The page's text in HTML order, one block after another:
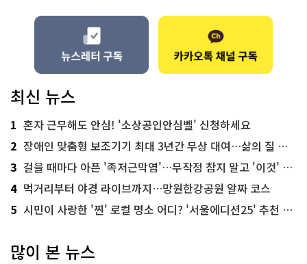
최신 뉴스
1 혼자 근무해도 안심! '소상공인안심벨' 신청하세요
2 장애인 맞춤형 보조기기 최대 3년간 무상 대여…삶의 질 높인다
3 걸을 때마다 아픈 '족저근막염'…무작정 참지 말고 '이것' 해보세요!
4 먹거리부터 야경 라이브까지…망원한강공원 알짜 코스
5 시민이 사랑한 '찐' 로컬 명소 어디? '서울에디션25' 추천 코스
많이 본 뉴스